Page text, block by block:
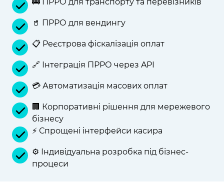
🥤 ПРРО для вендингу
📋 Реєстрова фіскалізація оплат
🔗 Інтеграція ПРРО через API
💳 Автоматизація масових оплат
🏢 Корпоративні рішення для мережевого
бізнесу
⚡ Спрощені інтерфейси касира
⚙️ Індивідуальна розробка під бізнес-
процеси